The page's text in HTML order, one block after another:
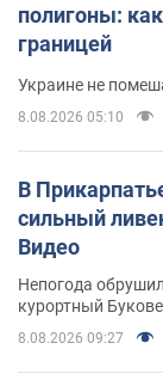
полигоны:
границей
Украине не
8.08.2026 05:10
В
сильный
Видео
Непогода
курортный
8.08.2026 09:27